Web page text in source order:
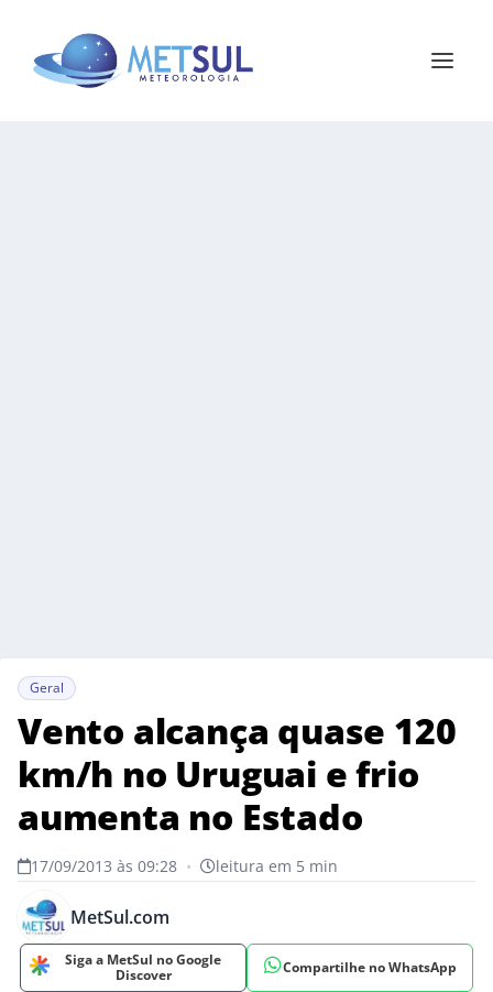
Geral
Vento alcança quase 120
km/h no Uruguai e frio
aumenta no Estado
17/09/2013 às 09:28 • leitura em 5 min
MetSul.com
Siga a MetSul no Google
Discover
Compartilhe no WhatsApp